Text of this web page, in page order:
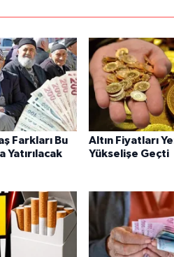
Farkları Bu
Yatırılacak
Altın Fiyatları
Yükselişe Geçti